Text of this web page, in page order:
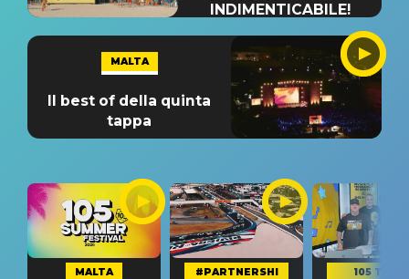
INDIMENTICABILE!
MALTA
Il best of della quinta
tappa
MALTA
#PARTNERSHI
105 TAKE